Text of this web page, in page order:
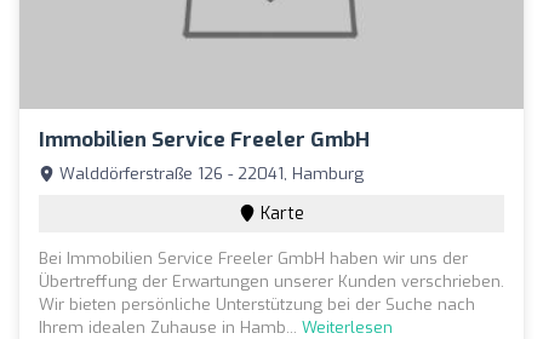
Immobilien Service Freeler GmbH
Walddörferstraße 126 - 22041, Hamburg
Karte
Bei Immobilien Service Freeler GmbH haben wir uns der
Übertreffung der Erwartungen unserer Kunden verschrieben.
Wir bieten persönliche Unterstützung bei der Suche nach
Ihrem idealen Zuhause in Hamb... Weiterlesen